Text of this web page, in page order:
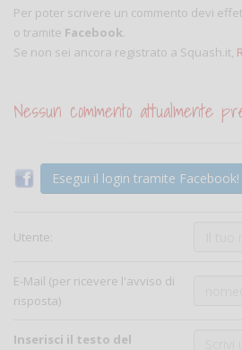
Per poter scrivere un commento devi
o tramite Facebook.
Se non sei ancora registrato a Squash.it,
Nessun commento attualmente
Esegui il login tramite Facebook!
Utente:
E-Mail (per ricevere l'avviso di
risposta)
Inserisci il testo del